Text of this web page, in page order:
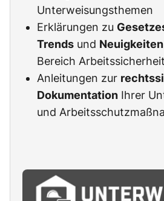
Unterweisungsthemen
Erklärungen zu
Trends und Neuigkeiten
Bereich Arbeitssicherheit
Anleitungen zur
Dokumentation Ihrer
und